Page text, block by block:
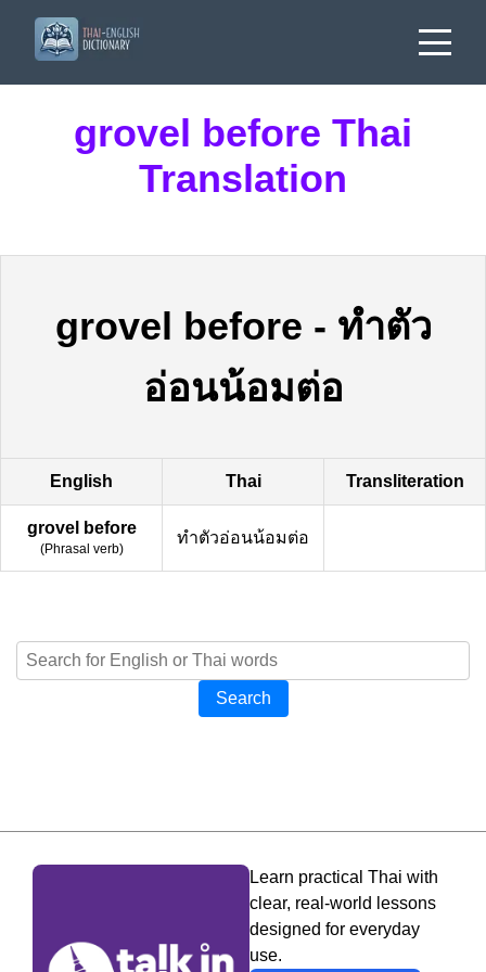
grovel before Thai
Translation
grovel before - ทำตัว
อ่อนน้อมต่อ
English Thai Transliteration
grovel before
(Phrasal verb)
ทำตัวอ่อนน้อมต่อ
Search
Learn practical Thai with
clear, real-world lessons
designed for everyday
use.